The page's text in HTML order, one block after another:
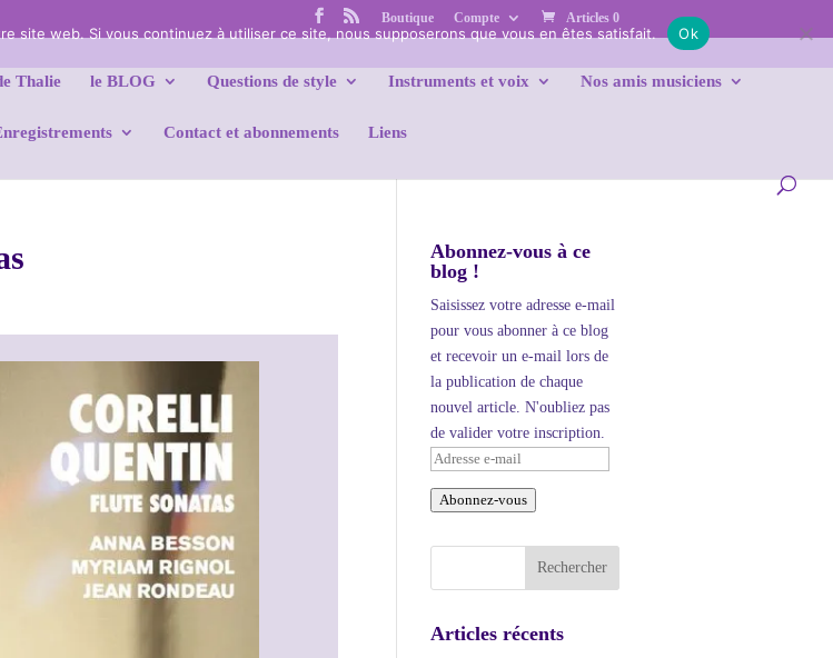
Boutique Compte Articles 0
Thalie le BLOG Questions de style Instruments et voix Nos amis musiciens
Contact et abonnements Liens
Abonnez-vous à ce
blog !
Saisissez votre adresse e-mail
pour vous abonner à ce blog
et recevoir un e-mail lors de
la publication de chaque
nouvel article. N'oubliez pas
de valider votre inscription.
Adresse
mail
Abonnez-vous
Articles récents
site web. Si vous continuez à utiliser ce site, nous supposerons que vous en êtes satisfait. Ok